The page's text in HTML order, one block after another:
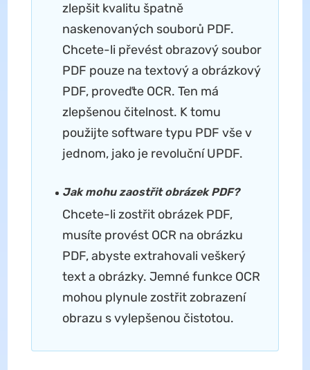
zlepšit kvalitu špatně
naskenovaných souborů PDF.
Chcete-li převést obrazový soubor
PDF pouze na textový a obrázkový
PDF, proveďte OCR. Ten má
zlepšenou čitelnost. K tomu
použijte software typu PDF vše v
jednom, jako je revoluční UPDF.
Jak mohu zaostřit obrázek PDF?
Chcete-li zostřit obrázek PDF,
musíte provést OCR na obrázku
PDF, abyste extrahovali veškerý
text a obrázky. Jemné funkce OCR
mohou plynule zostřit zobrazení
obrazu s vylepšenou čistotou.